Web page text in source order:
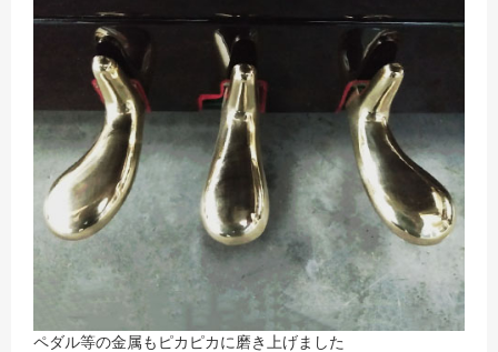
ペダル等の金属もピカピカに磨き上げました